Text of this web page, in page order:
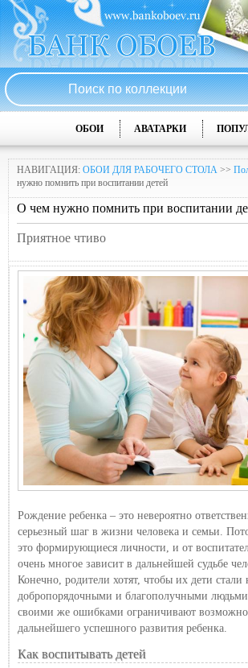
ОБОИ АВАТАРКИ
НАВИГАЦИЯ: ОБОИ ДЛЯ РАБОЧЕГО СТОЛА >>
нужно помнить при воспитании детей
О чем нужно помнить при воспитании
Приятное чтиво
Рождение ребенка – это невероятно
серьезный шаг в жизни человека и семьи.
это формирующиеся личности, и от
очень многое зависит в дальнейшей судьбе
Конечно, родители хотят, чтобы их дети
добропорядочными и благополучными
своими же ошибками ограничивают
дальнейшего успешного развития ребенка.
Как воспитывать детей